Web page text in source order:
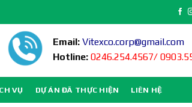
Email: Vitexco.corp@gmail.com
Hotline: 0246.254.4567/
VỤ DỰ ÁN ĐÃ THỰC HIỆN LIÊN HỆ